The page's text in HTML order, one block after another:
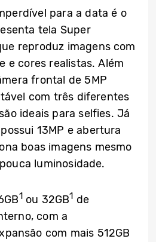
para a data é o
tela Super
reproduz imagens com
e cores realistas. Além
frontal de 5MP
com três diferentes
ideais para selfies. Já
13MP e abertura
boas imagens mesmo
luminosidade.
1ou 32GB1 de
com a
com mais 512GB